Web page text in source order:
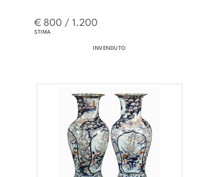
€ 800 / 1.200
STIMA
INVENDUTO